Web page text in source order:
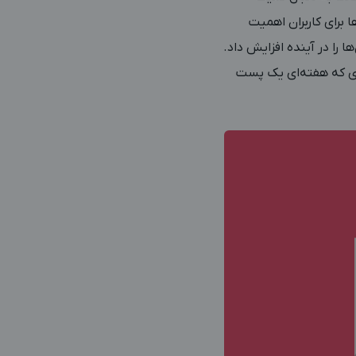
کاربران اهمیت
در آینده افزایش داد.
صفحه‌ا‌ی که هفته‌ای یک پست